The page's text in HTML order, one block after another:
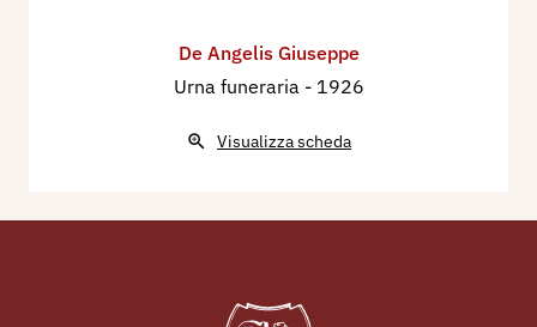
De Angelis Giuseppe
Urna funeraria - 1926
Visualizza scheda